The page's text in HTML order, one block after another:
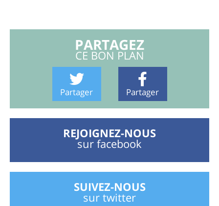
PARTAGEZ
CE BON PLAN
Partager Partager
REJOIGNEZ-NOUS
sur facebook
SUIVEZ-NOUS
sur twitter